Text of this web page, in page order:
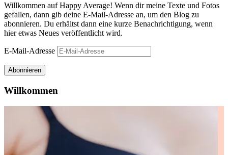
Willkommen auf Happy Average! Wenn dir meine Texte und Fotos
gefallen, dann gib deine E-Mail-Adresse an, um den Blog zu
abonnieren. Du erhältst dann eine kurze Benachrichtigung, wenn
hier etwas Neues veröffentlicht wird.
E-Mail-Adresse
Abonnieren
Willkommen